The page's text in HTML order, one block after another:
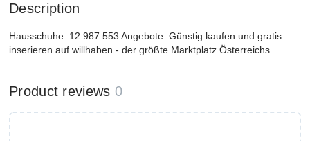
Description
Hausschuhe. 12.987.553 Angebote. Günstig kaufen und gratis
inserieren auf willhaben - der größte Marktplatz Österreichs.
Product reviews 0